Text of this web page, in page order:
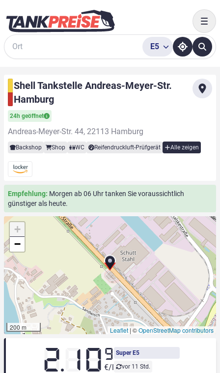
Suche
E5
Shell Tankstelle Andreas-Meyer-Str.
Hamburg
24h geöffnet
Andreas-Meyer-Str. 44, 22113 Hamburg
Backshop Shop WC Reifendruckluft-Prüfgerät Alle zeigen
Empfehlung: Morgen ab 06 Uhr tanken Sie voraussichtlich
günstiger als heute.
+
−
200 m Leaflet | ©OpenStreetMap contributors
Super E5
vor 11 Std.
2.109
€/l